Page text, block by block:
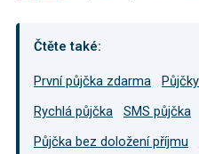
Čtěte také:
První půjčka zdarma
Rychlá půjčka
SMS půjčka
Půjčka bez doložení příjmu